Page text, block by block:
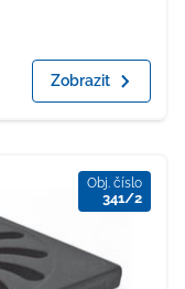
Zobrazit
Obj. číslo
341/2